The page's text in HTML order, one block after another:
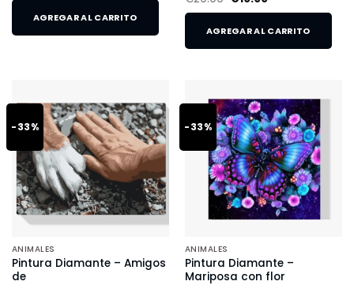
AGREGAR AL CARRITO
AGREGAR AL CARRITO
-33%
ANIMALES
Pintura Diamante – Amigos
de
-33%
ANIMALES
Pintura Diamante –
Mariposa con flor